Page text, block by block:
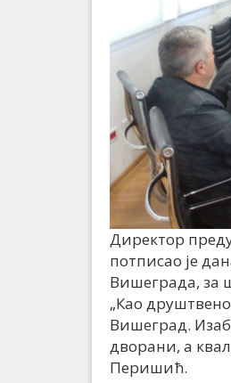
Директор
потписао је
Вишеграда, за
„Као
Вишеград.
дворани, а
Перишић.